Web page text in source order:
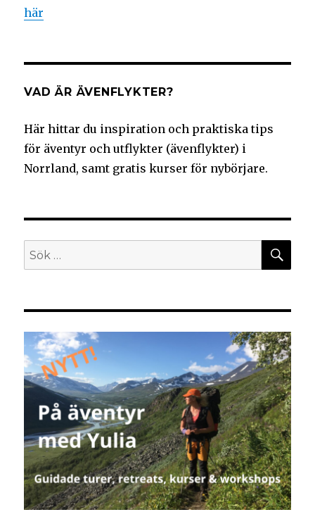
här
VAD ÄR ÄVENFLYKTER?
Här hittar du inspiration och praktiska tips
för äventyr och utflykter (ävenflykter) i
Norrland, samt gratis kurser för nybörjare.